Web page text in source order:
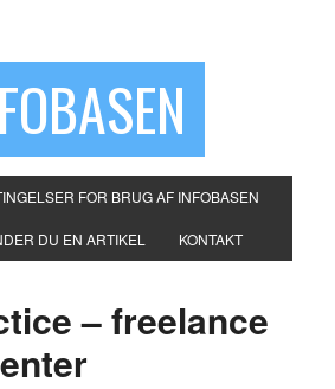
FOR BRUG AF INFOBASEN
DU EN ARTIKEL KONTAKT
– freelance